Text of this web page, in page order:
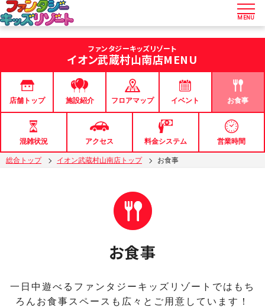
MENU
ファンタジーキッズリゾート
イオン武蔵村山南店MENU
店舗トップ 施設紹介 フロアマップ イベント お食事
混雑状況 アクセス 料金システム 営業時間
総合トップ イオン武蔵村山南店トップ お食事
お食事
一日中遊べるファンタジーキッズリゾートではもち
ろんお食事スペースも広々とご用意しています！